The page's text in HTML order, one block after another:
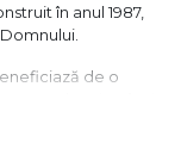
în anul 1987,
de o